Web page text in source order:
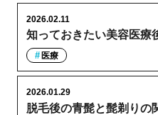
知っておきたい美容医療
2026.02.11
医療
脱毛後の青髭と髭剃りの
2026.01.29